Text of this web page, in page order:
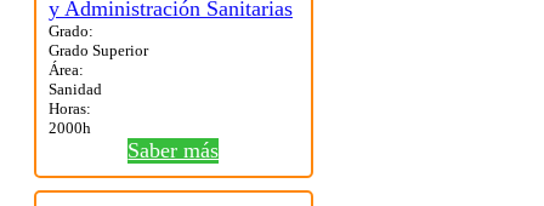
Grado:
Grado Superior
Área:
Sanidad
Horas:
2000h
Saber más